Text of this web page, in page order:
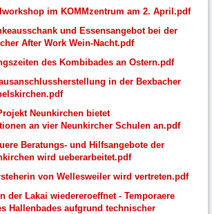
im KOMMzentrum am 2. April.pdf
und Essensangebot bei der
After Work Wein-Nacht.pdf
des Kombibades an Ostern.pdf
in der Bexbacher
Neunkirchen bietet
an vier Neunkircher Schulen an.pdf
Beratungs- und Hilfsangebote der
wird ueberarbeitet.pdf
von Wellesweiler wird vertreten.pdf
der Lakai wiedereroeffnet - Temporaere
Hallenbades aufgrund technischer